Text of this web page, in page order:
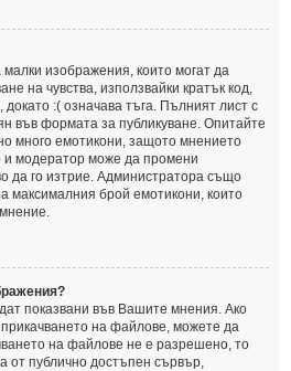
изображения, които могат да
на чувства, използвайки кратък код,
:( означава тъга. Пълният лист с
във формата за публикуване. Опитайте
много емотикони, защото мнението
и модератор може да промени
да го изтрие. Администратора също
максималния брой емотикони, които
показвани във Вашите мнения. Ако
на файлове, можете да
на файлове не е разрешено, то
от публично достъпен сървър,